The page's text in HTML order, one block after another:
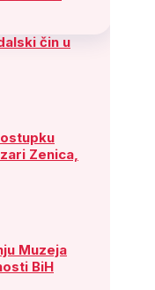
čin u
Zenica,
Muzeja
BiH